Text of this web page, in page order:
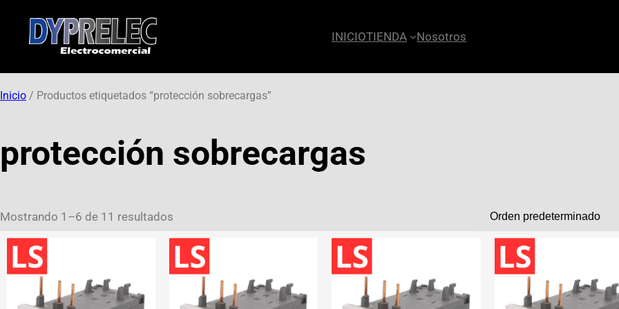
INICIOTIENDA Nosotros
Inicio / Productos etiquetados “protección sobrecargas”
protección sobrecargas
Mostrando 1–6 de 11 resultados